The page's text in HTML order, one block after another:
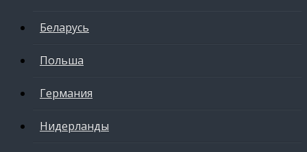
Беларусь
Польша
Германия
Нидерланды